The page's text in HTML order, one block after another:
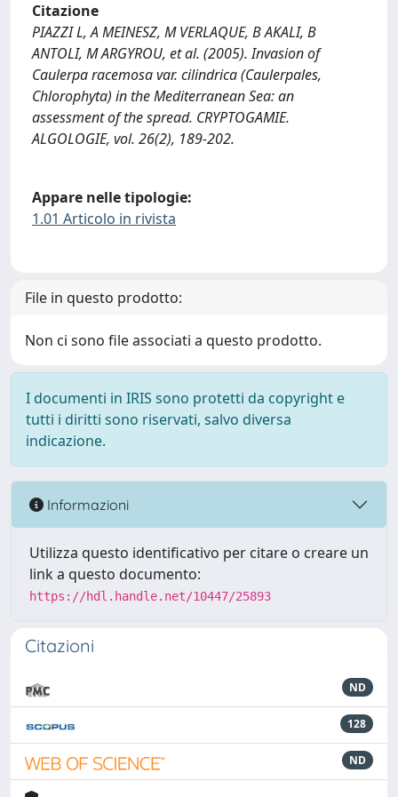
Citazione
PIAZZI L, A MEINESZ, M VERLAQUE, B AKALI, B
ANTOLI, M ARGYROU, et al. (2005). Invasion of
Caulerpa racemosa var. cilindrica (Caulerpales,
Chlorophyta) in the Mediterranean Sea: an
assessment of the spread. CRYPTOGAMIE.
ALGOLOGIE, vol. 26(2), 189-202.
Appare nelle tipologie:
1.01 Articolo in rivista
File in questo prodotto:
Non ci sono file associati a questo prodotto.
I documenti in IRIS sono protetti da copyright e
tutti i diritti sono riservati, salvo diversa
indicazione.
Informazioni
Utilizza questo identificativo per citare o creare un
link a questo documento:
https://hdl.handle.net/10447/25893
Citazioni
ND
128
ND